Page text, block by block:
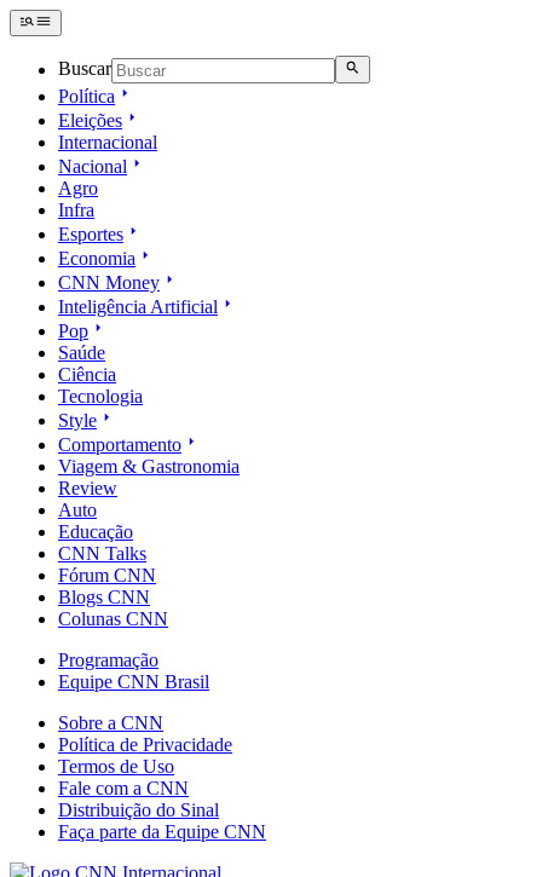
Buscar
Política
Eleições
Internacional
Nacional
Agro
Infra
Esportes
Economia
CNN Money
Inteligência Artificial
Pop
Saúde
Ciência
Tecnologia
Style
Comportamento
Viagem & Gastronomia
Review
Auto
Educação
CNN Talks
Fórum CNN
Blogs CNN
Colunas CNN
Programação
Equipe CNN Brasil
Sobre a CNN
Política de Privacidade
Termos de Uso
Fale com a CNN
Distribuição do Sinal
Faça parte da Equipe CNN